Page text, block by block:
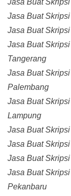
Jasa Buat
Jasa Buat
Jasa Buat
Jasa Buat
Tangerang
Jasa Buat
Palembang
Jasa Buat
Lampung
Jasa Buat
Jasa Buat
Jasa Buat
Jasa Buat
Pekanbaru